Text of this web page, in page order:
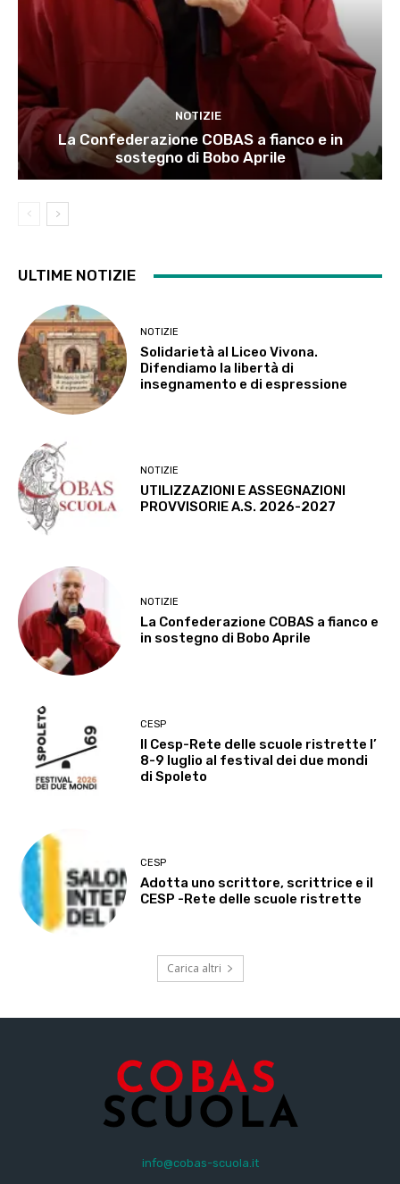
NOTIZIE
La Confederazione COBAS a fianco e in
sostegno di Bobo Aprile
ULTIME NOTIZIE
NOTIZIE
Solidarietà al Liceo Vivona.
Difendiamo la libertà di
insegnamento e di espressione
NOTIZIE
UTILIZZAZIONI E ASSEGNAZIONI
PROVVISORIE A.S. 2026-2027
NOTIZIE
La Confederazione COBAS a fianco e
in sostegno di Bobo Aprile
CESP
Il Cesp-Rete delle scuole ristrette l’
8-9 luglio al festival dei due mondi
di Spoleto
CESP
Adotta uno scrittore, scrittrice e il
CESP -Rete delle scuole ristrette
Carica altri
info@cobas-scuola.it